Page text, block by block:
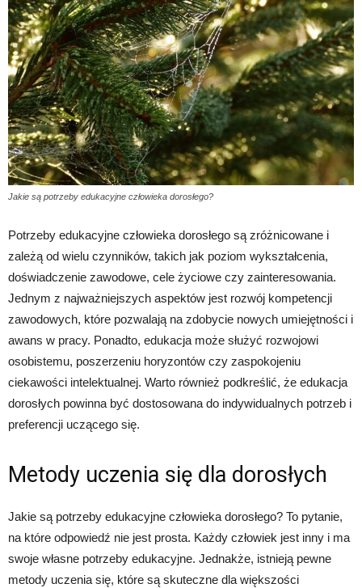
Jakie są potrzeby edukacyjne człowieka dorosłego?
Potrzeby edukacyjne człowieka dorosłego są zróżnicowane i
zależą od wielu czynników, takich jak poziom wykształcenia,
doświadczenie zawodowe, cele życiowe czy zainteresowania.
Jednym z najważniejszych aspektów jest rozwój kompetencji
zawodowych, które pozwalają na zdobycie nowych umiejętności i
awans w pracy. Ponadto, edukacja może służyć rozwojowi
osobistemu, poszerzeniu horyzontów czy zaspokojeniu
ciekawości intelektualnej. Warto również podkreślić, że edukacja
dorosłych powinna być dostosowana do indywidualnych potrzeb i
preferencji uczącego się.
Metody uczenia się dla dorosłych
Jakie są potrzeby edukacyjne człowieka dorosłego? To pytanie,
na które odpowiedź nie jest prosta. Każdy człowiek jest inny i ma
swoje własne potrzeby edukacyjne. Jednakże, istnieją pewne
metody uczenia się, które są skuteczne dla większości